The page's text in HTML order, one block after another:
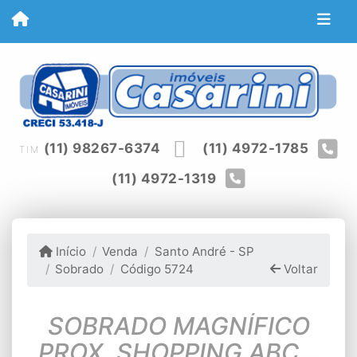
TIM (11) 98267-6374
(11) 4972-1785
(11) 4972-1319
Início Venda
Santo André - SP
Sobrado
Código 5724 Voltar
SOBRADO MAGNÍFICO